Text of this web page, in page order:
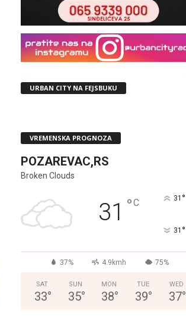
URBAN CITY NA FEJSBUKU
VREMENSKA PROGNOZA
POZAREVAC,RS
Broken Clouds
31 °C 31 °
31 °
37% 4.9kmh 75%
SAT
33°
SUN
35°
MON
38°
TUE
39°
WED
37°